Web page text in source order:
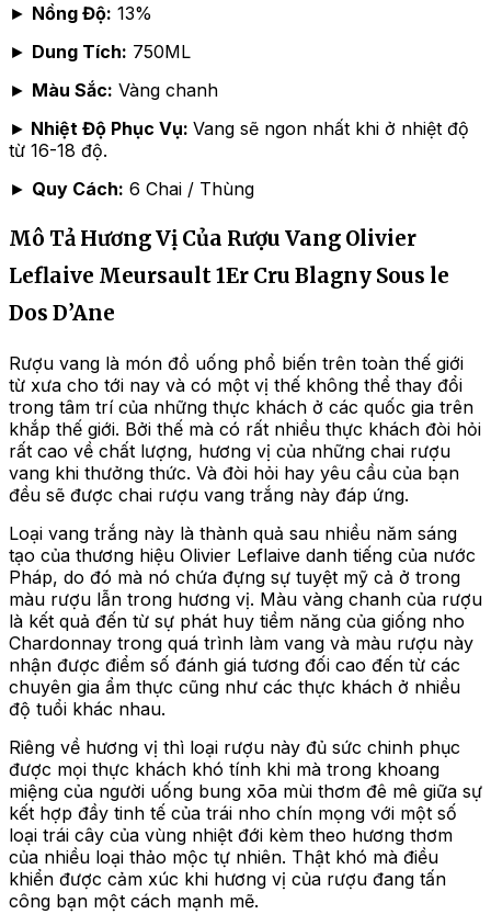
► Nồng Độ: 13%
► Dung Tích: 750ML
► Màu Sắc: Vàng chanh
► Nhiệt Độ Phục Vụ: Vang sẽ ngon nhất khi ở nhiệt độ
từ 16-18 độ.
► Quy Cách: 6 Chai / Thùng
Mô Tả Hương Vị Của Rượu Vang Olivier
Leflaive Meursault 1Er Cru Blagny Sous le
Dos D’Ane
Rượu vang là món đồ uống phổ biến trên toàn thế giới
từ xưa cho tới nay và có một vị thế không thể thay đổi
trong tâm trí của những thực khách ở các quốc gia trên
khắp thế giới. Bởi thế mà có rất nhiều thực khách đòi hỏi
rất cao về chất lượng, hương vị của những chai rượu
vang khi thưởng thức. Và đòi hỏi hay yêu cầu của bạn
đều sẽ được chai rượu vang trắng này đáp ứng.
Loại vang trắng này là thành quả sau nhiều năm sáng
tạo của thương hiệu Olivier Leflaive danh tiếng của nước
Pháp, do đó mà nó chứa đựng sự tuyệt mỹ cả ở trong
màu rượu lẫn trong hương vị. Màu vàng chanh của rượu
là kết quả đến từ sự phát huy tiềm năng của giống nho
Chardonnay trong quá trình làm vang và màu rượu này
nhận được điểm số đánh giá tương đối cao đến từ các
chuyên gia ẩm thực cũng như các thực khách ở nhiều
độ tuổi khác nhau.
Riêng về hương vị thì loại rượu này đủ sức chinh phục
được mọi thực khách khó tính khi mà trong khoang
miệng của người uống bung xõa mùi thơm đê mê giữa sự
kết hợp đầy tinh tế của trái nho chín mọng với một số
loại trái cây của vùng nhiệt đới kèm theo hương thơm
của nhiều loại thảo mộc tự nhiên. Thật khó mà điều
khiển được cảm xúc khi hương vị của rượu đang tấn
công bạn một cách mạnh mẽ.